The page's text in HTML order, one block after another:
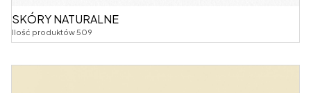
SKÓRY NATURALNE
Ilość produktów 509